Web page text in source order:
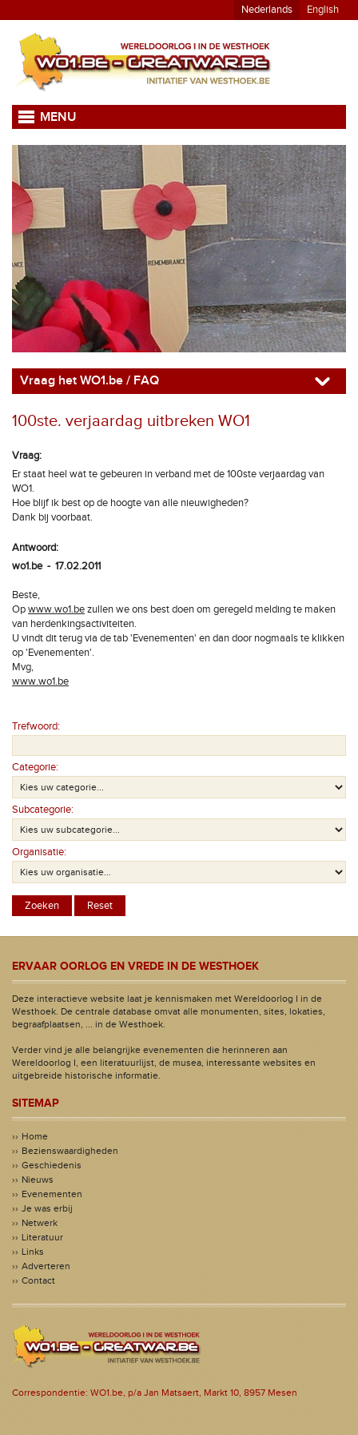
Nederlands English
MENU
Vraag het WO1.be / FAQ
100ste. verjaardag uitbreken WO1
Vraag:
Er staat heel wat te gebeuren in verband met de 100ste verjaardag van
WO1.
Hoe blijf ik best op de hoogte van alle nieuwigheden?
Dank bij voorbaat.
Antwoord:
wo1.be - 17.02.2011
Beste,
Opwww.wo1.bezullen we ons best doen om geregeld melding te maken
van herdenkingsactiviteiten.
U vindt dit terug via de tab 'Evenementen' en dan door nogmaals te klikken
op 'Evenementen'.
Mvg,
www.wo1.be
Trefwoord:
Categorie:
Subcategorie:
Organisatie:
ERVAAR OORLOG EN VREDE IN DE WESTHOEK
Deze interactieve website laat je kennismaken met Wereldoorlog I in de
Westhoek. De centrale database omvat alle monumenten, sites, lokaties,
begraafplaatsen, ... in de Westhoek.
Verder vind je alle belangrijke evenementen die herinneren aan
Wereldoorlog I, een literatuurlijst, de musea, interessante websites en
uitgebreide historische informatie.
SITEMAP
Home
Bezienswaardigheden
Geschiedenis
Nieuws
Evenementen
Je was erbij
Netwerk
Literatuur
Links
Adverteren
Contact
Correspondentie: WO1.be, p/a Jan Matsaert, Markt 10, 8957 Mesen